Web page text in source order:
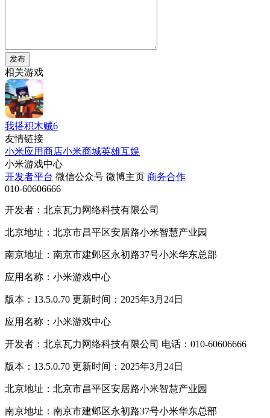
发布
相关游戏
我搭积木贼6
友情链接
小米应用商店小米商城英雄互娱
小米游戏中心
开发者平台 微信公众号 微博主页 商务合作
010-60606666
开发者：北京瓦力网络科技有限公司
北京地址：北京市昌平区安居路小米智慧产业园
南京地址：南京市建邺区永初路37号小米华东总部
应用名称：小米游戏中心
版本：13.5.0.70 更新时间：2025年3月24日
应用名称：小米游戏中心
开发者：北京瓦力网络科技有限公司 电话：010-60606666
版本：13.5.0.70 更新时间：2025年3月24日
北京地址：北京市昌平区安居路小米智慧产业园
南京地址：南京市建邺区永初路37号小米华东总部